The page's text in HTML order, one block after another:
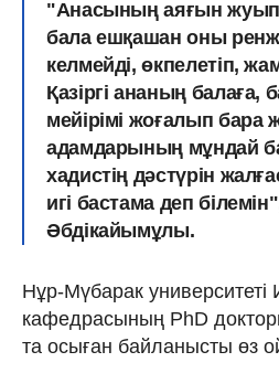
"Анасының аяғын
бала ешқашан оны
келмейді, өкпелетіп,
Қазіргі ананың балаға,
мейірімі жоғалып бара
адамдарының мұндай
хадистің дәстүрін
игі бастама деп
Әбдікайымұлы.
Нұр-Мүбарак университеті
кафедрасының PhD
та осыған байланысты өз